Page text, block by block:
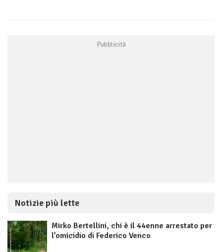
Notizie più lette
Mirko Bertellini, chi è il 44enne arrestato per
l’omicidio di Federico Venco